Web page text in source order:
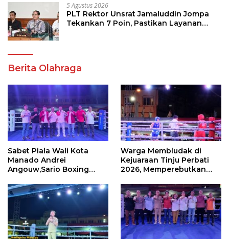
5 Agustus 2026
PLT Rektor Unsrat Jamaluddin Jompa
Tekankan 7 Poin, Pastikan Layanan
Berita Olahraga
Sabet Piala Wali Kota
Manado Andrei
Angouw,Sario Boxing
Perbati 2026
Warga Membludak di
Kejuaraan Tinju Perbati
2026, Memperebutkan